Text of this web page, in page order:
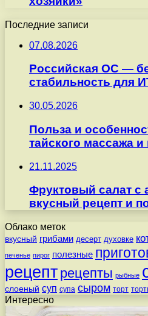
Последние записи
07.08.2026
Российская ОС —
стабильность для
30.05.2026
Польза и
тайского массажа
21.11.2025
Фруктовый салат с
вкусный рецепт и
Облако меток
вкусный грибами десерт духовке
печенье пирог полезные
рецепт рецепты рыбные
слоеный суп супа сыром торт
Интересно